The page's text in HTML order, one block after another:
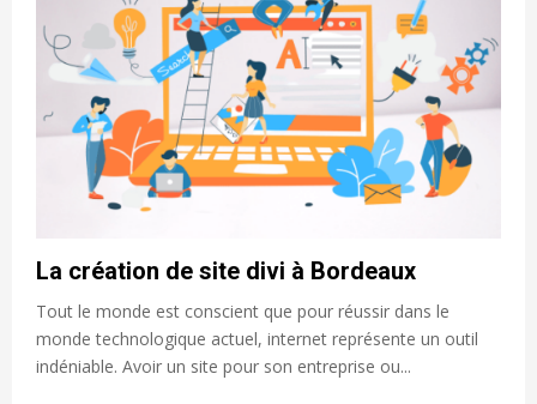
La création de site divi à Bordeaux
Tout le monde est conscient que pour réussir dans le
monde technologique actuel, internet représente un outil
indéniable. Avoir un site pour son entreprise ou...